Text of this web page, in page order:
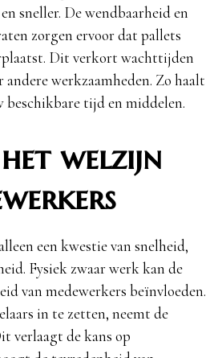
sneller. De wendbaarheid en
zorgen ervoor dat pallets
Dit verkort wachttijden
werkzaamheden. Zo haalt
beschikbare tijd en middelen.
het welzijn
een kwestie van snelheid,
Fysiek zwaar werk kan de
van medewerkers beïnvloeden.
in te zetten, neemt de
verlaagt de kans op